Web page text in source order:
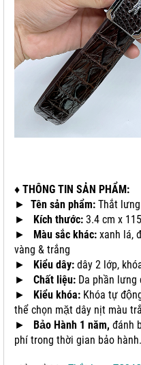
♦ THÔNG TIN SẢN PHẨM:
► Tên sản phẩm: Thắt
►
Kích thước: 3.4 cm x
►
Màu sắc khác: xanh lá,
vàng & trắng
►
Kiểu dây: dây 2 lớp,
► Chất liệu: Da phần
►
Kiểu khóa: Khóa tự
thể chọn mặt dây nịt màu
►
Bảo Hành 1 năm, đánh
phí trong thời gian bảo hành.